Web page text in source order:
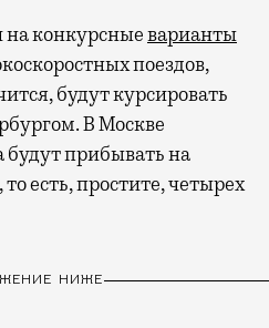
на конкурсныеварианты
поездов,
будут курсировать
В Москве
прибывать на
есть, простите, четырех
НИЖЕ